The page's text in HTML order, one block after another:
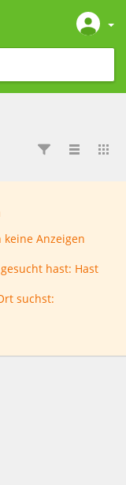
Anzeigen
hast: Hast
suchst: